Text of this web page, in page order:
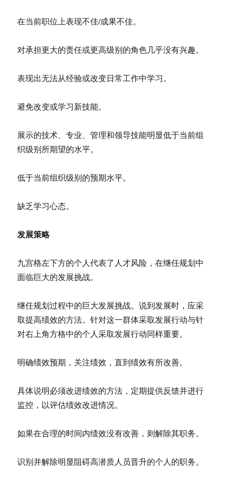
在当前职位上表现不佳/成果不佳。
对承担更大的责任或更高级别的角色几乎没有兴趣。
表现出无法从经验或改变日常工作中学习。
避免改变或学习新技能。
展示的技术、专业、管理和领导技能明显低于当前组
织级别所期望的水平。
低于当前组织级别的预期水平。
缺乏学习心态。
发展策略
九宫格左下方的个人代表了人才风险，在继任规划中
面临巨大的发展挑战。
继任规划过程中的巨大发展挑战。说到发展时，应采
取提高绩效的方法。针对这一群体采取发展行动与针
对右上角方格中的个人采取发展行动同样重要。
明确绩效预期，关注绩效，直到绩效有所改善。
具体说明必须改进绩效的方法，定期提供反馈并进行
监控，以评估绩效改进情况。
如果在合理的时间内绩效没有改善，则解除其职务。
识别并解除明显阻碍高潜质人员晋升的个人的职务。